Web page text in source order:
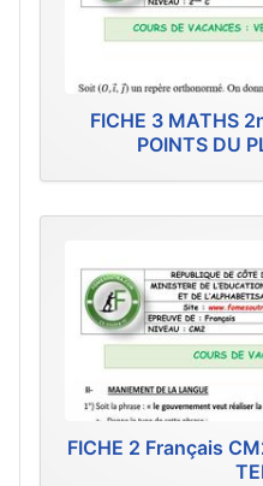
FICHE 3 MATHS
POINTS DU
FICHE 2 Français